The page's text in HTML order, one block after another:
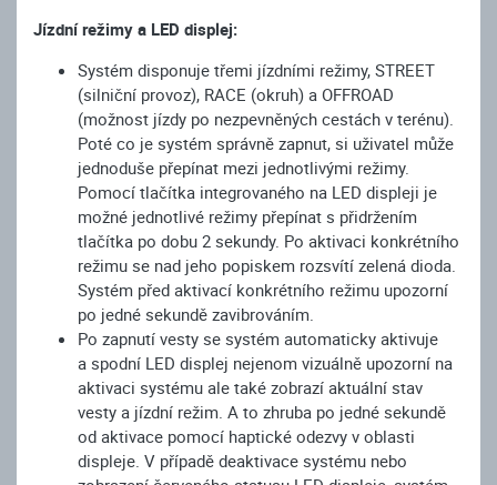
Jízdní režimy a LED displej:
Systém disponuje třemi jízdními režimy, STREET
(silniční provoz), RACE (okruh) a OFFROAD
(možnost jízdy po nezpevněných cestách v terénu).
Poté co je systém správně zapnut, si uživatel může
jednoduše přepínat mezi jednotlivými režimy.
Pomocí tlačítka integrovaného na LED displeji je
možné jednotlivé režimy přepínat s přidržením
tlačítka po dobu 2 sekundy. Po aktivaci konkrétního
režimu se nad jeho popiskem rozsvítí zelená dioda.
Systém před aktivací konkrétního režimu upozorní
po jedné sekundě zavibrováním.
Po zapnutí vesty se systém automaticky aktivuje
a spodní LED displej nejenom vizuálně upozorní na
aktivaci systému ale také zobrazí aktuální stav
vesty a jízdní režim. A to zhruba po jedné sekundě
od aktivace pomocí haptické odezvy v oblasti
displeje. V případě deaktivace systému nebo